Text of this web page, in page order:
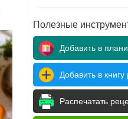
Полезные
Добавить в
Добавить в книгу
Распечатать